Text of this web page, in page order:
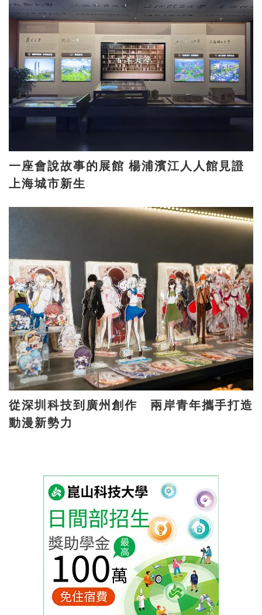
一座會說故事的展館 楊浦濱江人人館見證
上海城市新生
從深圳科技到廣州創作 兩岸青年攜手打造
動漫新勢力